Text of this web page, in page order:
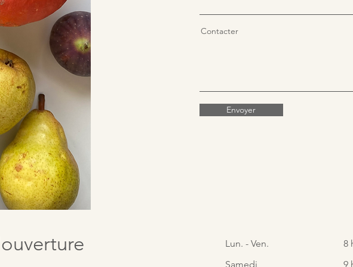
Contacter
Envoyer
Lun. - Ven.
Samedi
8
9